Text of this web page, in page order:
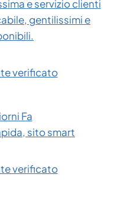
e servizio clienti
gentilissimi e
verificato
Fa
sito smart
verificato